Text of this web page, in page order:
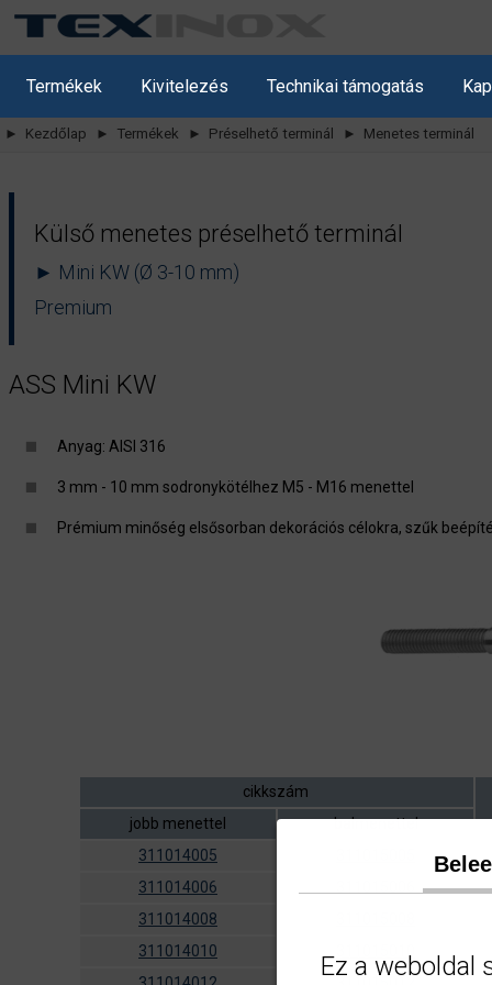
Termékek Kivitelezés Technikai támogatás
► Kezdőlap ► Termékek ► Préselhető terminál ► Menetes terminál
Külső menetes préselhető terminál
► Mini KW (Ø 3-10 mm)
Premium
ASS Mini KW
Anyag: AISI 316
3 mm - 10 mm sodronykötélhez M5 - M16 menettel
Prémium minőség elsősorban dekorációs célokra, szűk
cikkszám
jobb menettel
balmenettel
311014005
311014006
311014008
311014010
Ez a weboldal